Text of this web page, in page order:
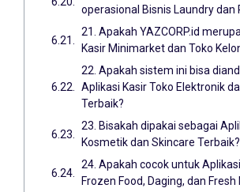
operasional Bisnis Laundry dan
21. Apakah YAZCORP.id
Kasir Minimarket dan Toko
22. Apakah sistem ini bisa
Aplikasi Kasir Toko Elektronik
Terbaik?
23. Bisakah dipakai sebagai
Kosmetik dan Skincare Terbaik?
24. Apakah cocok untuk
Frozen Food, Daging, dan